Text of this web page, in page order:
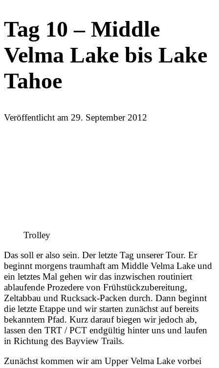
Tag 10 – Middle
Velma Lake bis Lake
Tahoe
Veröffentlicht am 29. September 2012
Trolley
Das soll er also sein. Der letzte Tag unserer Tour. Er
beginnt morgens traumhaft am Middle Velma Lake und
ein letztes Mal gehen wir das inzwischen routiniert
ablaufende Prozedere von Frühstückzubereitung,
Zeltabbau und Rucksack-Packen durch. Dann beginnt
die letzte Etappe und wir starten zunächst auf bereits
bekanntem Pfad. Kurz darauf biegen wir jedoch ab,
lassen den TRT / PCT endgültig hinter uns und laufen
in Richtung des Bayview Trails.
Zunächst kommen wir am Upper Velma Lake vorbei